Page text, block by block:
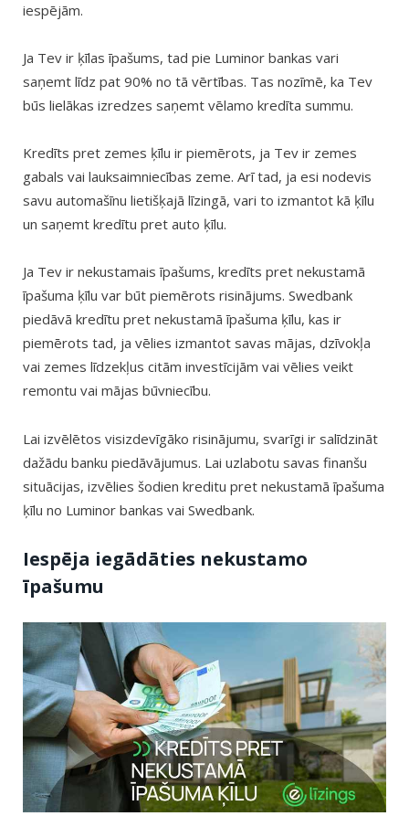
iespējām.
Ja Tev ir ķīlas īpašums, tad pie Luminor bankas vari
saņemt līdz pat 90% no tā vērtības. Tas nozīmē, ka Tev
būs lielākas izredzes saņemt vēlamo kredīta summu.
Kredīts pret zemes ķīlu ir piemērots, ja Tev ir zemes
gabals vai lauksaimniecības zeme. Arī tad, ja esi nodevis
savu automašīnu lietišķajā līzingā, vari to izmantot kā ķīlu
un saņemt kredītu pret auto ķīlu.
Ja Tev ir nekustamais īpašums, kredīts pret nekustamā
īpašuma ķīlu var būt piemērots risinājums. Swedbank
piedāvā kredītu pret nekustamā īpašuma ķīlu, kas ir
piemērots tad, ja vēlies izmantot savas mājas, dzīvokļa
vai zemes līdzekļus citām investīcijām vai vēlies veikt
remontu vai mājas būvniecību.
Lai izvēlētos visizdevīgāko risinājumu, svarīgi ir salīdzināt
dažādu banku piedāvājumus. Lai uzlabotu savas finanšu
situācijas, izvēlies šodien kreditu pret nekustamā īpašuma
ķīlu no Luminor bankas vai Swedbank.
Iespēja iegādāties nekustamo
īpašumu